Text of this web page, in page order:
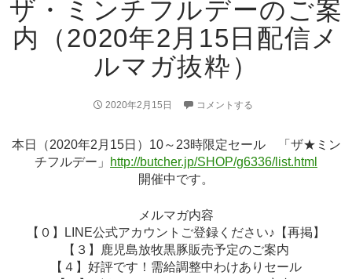
ザ・ミンチフルデーのご案
内（2020年2月15日配信メ
ルマガ抜粋）
2020年2月15日 コメントする
本日（2020年2月15日）10～23時限定セール 「ザ★ミン
チフルデー」
http://butcher.jp/SHOP/g6336/list.html
開催中です。
メルマガ内容
【０】LINE公式アカウントご登録ください♪【再掲】
【３】鹿児島放牧黒豚販売予定のご案内
【４】好評です！需給調整中わけありセール